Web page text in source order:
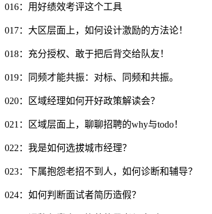
016：用好绩效考评这个工具
017：大区层面上，如何设计激励的方法论！
018：充分授权、敢于把后背交给队友！
019：同频才能共振：对标、同频和共振。
020：区域经理如何开好政策解读会？
021：区域层面上，聊聊招聘的why与todo！
022：我是如何选拔城市经理？
023：下属抱怨老招不到人，如何诊断和辅导？
024：如何判断面试者简历造假？